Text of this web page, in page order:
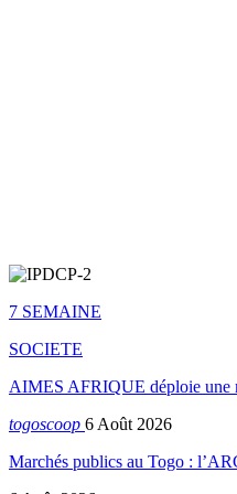
7 SEMAINE
SOCIETE
AIMES AFRIQUE déploie une
togoscoop 6 Août 2026
Marchés publics au Togo :